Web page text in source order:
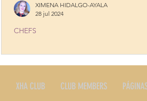
FLAVOR
CHEFS
XIMENA HIDALGO-AYALA
28 jul 2024
XHA CLUB CLUB MEMBERS